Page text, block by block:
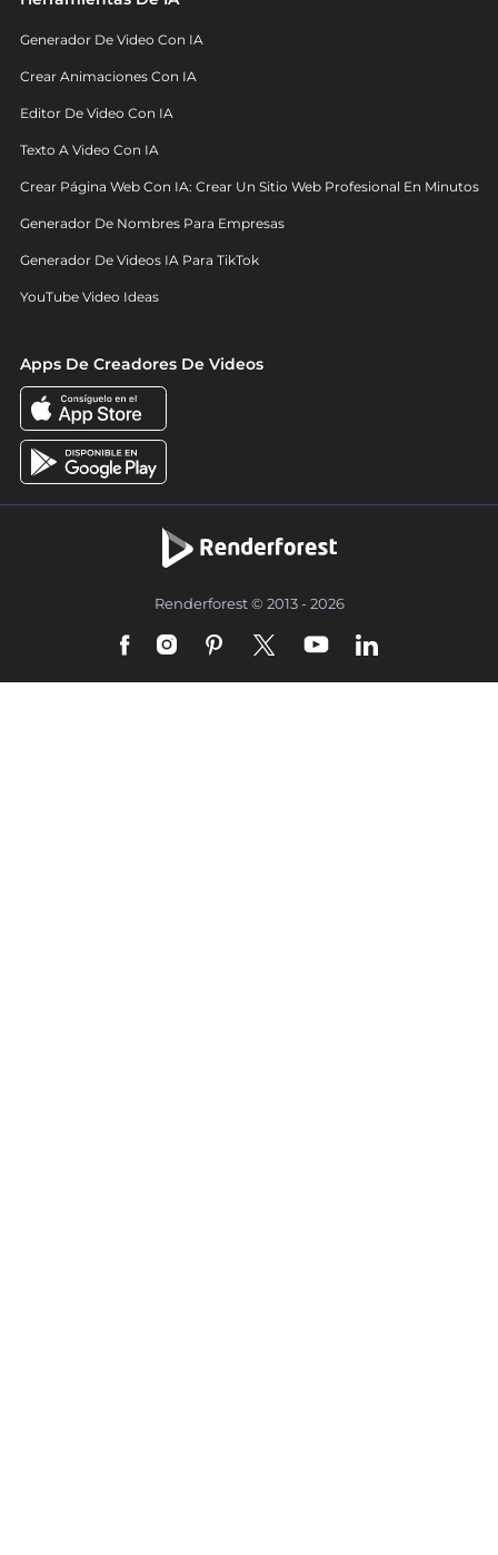
Generador De Video Con IA
Crear Animaciones Con IA
Editor De Video Con IA
Texto A Video Con IA
Crear Página Web Con IA: Crear Un Sitio Web Profesional En Minutos
Generador De Nombres Para Empresas
Generador De Videos IA Para TikTok
YouTube Video Ideas
Apps De Creadores De Videos
Renderforest © 2013 - 2026